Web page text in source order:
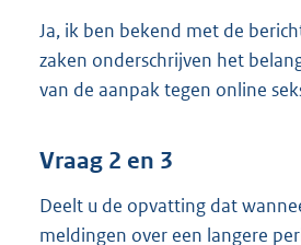
Ja, ik ben bekend met de
zaken onderschrijven het
van de aanpak tegen online
Vraag 2 en 3
Deelt u de opvatting dat
meldingen over een langere